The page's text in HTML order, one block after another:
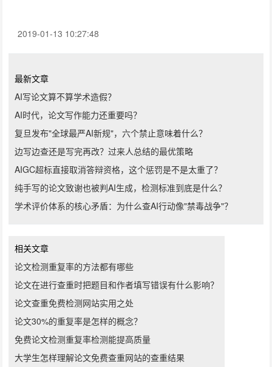
2019-01-13 10:27:48
最新文章
AI写论文算不算学术造假？
AI时代，论文写作能力还重要吗？
复旦发布"全球最严AI新规"，六个禁止意味着什么？
边写边查还是写完再改？过来人总结的最优策略
AIGC超标直接取消答辩资格，这个惩罚是不是太重了？
纯手写的论文致谢也被判AI生成，检测标准到底是什么？
学术评价体系的核心矛盾：为什么查AI行动像"禁毒战争"？
相关文章
论文检测重复率的方法都有哪些
论文在进行查重时把题目和作者填写错误有什么影响？
论文查重免费检测网站实用之处
论文30%的重复率是怎样的概念？
免费论文检测重复率检测能提高质量
大学生怎样理解论文免费查重网站的查重结果